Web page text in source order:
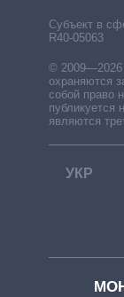
Субъект в
R40-05063
© 2009—2026
охраняются
собой право
публикуется
являются
УКР